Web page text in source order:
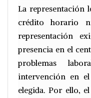
La representación
crédito horario
representación
presencia en el
problemas
intervención en
elegida. Por ello,